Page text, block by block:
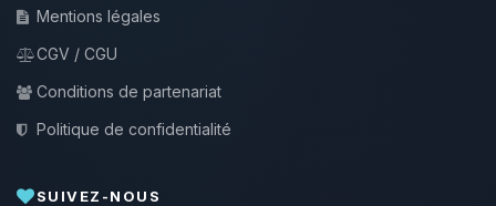
Mentions légales
CGV / CGU
Conditions de partenariat
Politique de confidentialité
SUIVEZ-NOUS